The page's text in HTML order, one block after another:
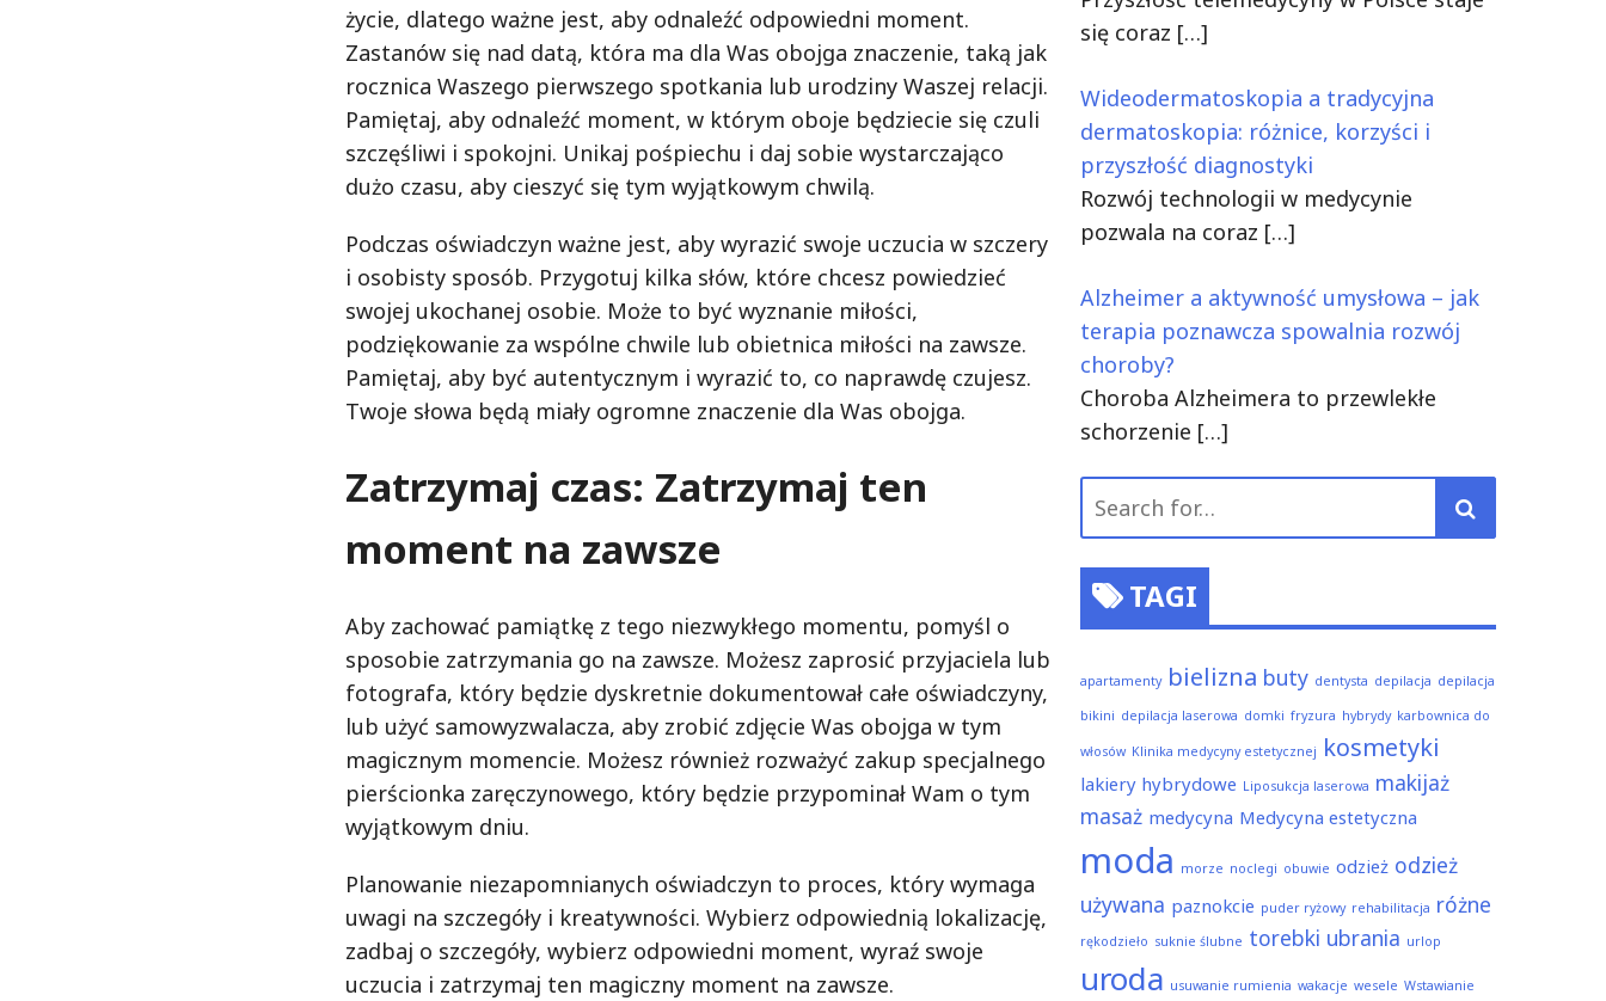
życie, dlatego ważne jest, aby odnaleźć odpowiedni moment.
Zastanów się nad datą, która ma dla Was obojga znaczenie, taką jak
rocznica Waszego pierwszego spotkania lub urodziny Waszej relacji.
Pamiętaj, aby odnaleźć moment, w którym oboje będziecie się czuli
szczęśliwi i spokojni. Unikaj pośpiechu i daj sobie wystarczająco
dużo czasu, aby cieszyć się tym wyjątkowym chwilą.
Podczas oświadczyn ważne jest, aby wyrazić swoje uczucia w szczery
i osobisty sposób. Przygotuj kilka słów, które chcesz powiedzieć
swojej ukochanej osobie. Może to być wyznanie miłości,
podziękowanie za wspólne chwile lub obietnica miłości na zawsze.
Pamiętaj, aby być autentycznym i wyrazić to, co naprawdę czujesz.
Twoje słowa będą miały ogromne znaczenie dla Was obojga.
Zatrzymaj czas: Zatrzymaj ten
moment na zawsze
Aby zachować pamiątkę z tego niezwykłego momentu, pomyśl o
sposobie zatrzymania go na zawsze. Możesz zaprosić przyjaciela lub
fotografa, który będzie dyskretnie dokumentował całe oświadczyny,
lub użyć samowyzwalacza, aby zrobić zdjęcie Was obojga w tym
magicznym momencie. Możesz również rozważyć zakup specjalnego
pierścionka zaręczynowego, który będzie przypominał Wam o tym
wyjątkowym dniu.
Planowanie niezapomnianych oświadczyn to proces, który wymaga
uwagi na szczegóły i kreatywności. Wybierz odpowiednią lokalizację,
zadbaj o szczegóły, wybierz odpowiedni moment, wyraź swoje
uczucia i zatrzymaj ten magiczny moment na zawsze.
się coraz […]
Wideodermatoskopia a tradycyjna
dermatoskopia: różnice, korzyści i
przyszłość diagnostyki
Rozwój technologii w medycynie
pozwala na coraz […]
Alzheimer a aktywność umysłowa – jak
terapia poznawcza spowalnia rozwój
choroby?
Choroba Alzheimera to przewlekłe
schorzenie […]
for:
TAGI
apartamenty bielizna buty dentysta depilacja depilacja
bikini depilacja laserowa domki fryzura hybrydy karbownica do
włosów Klinika medycyny estetycznej kosmetyki
lakiery hybrydowe Liposukcja laserowa makijaż
masaż medycyna Medycyna estetyczna
moda morze noclegi obuwie odzież odzież
używana paznokcie puder ryżowy rehabilitacja różne
rękodzieło suknie ślubne torebki ubrania urlop
uroda usuwanie rumienia wakacje wesele Wstawianie